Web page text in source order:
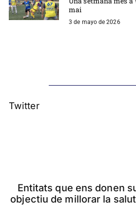
mai
3 de mayo de 2026
Twitter
Entitats que ens donen
objectiu de millorar la